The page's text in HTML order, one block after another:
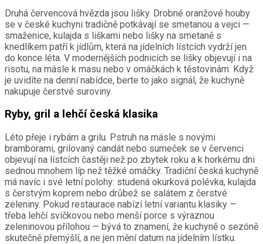
Druhá červencová hvězda jsou lišky. Drobné oranžové houby
se v české kuchyni tradičně potkávají se smetanou a vejci —
smaženice, kulajda s liškami nebo lišky na smetaně s
knedlíkem patří k jídlům, která na jídelních lístcích vydrží jen
do konce léta. V modernějších podnicích se lišky objevují i na
risotu, na másle k masu nebo v omáčkách k těstovinám. Když
je uvidíte na denní nabídce, berte to jako signál, že kuchyně
nakupuje čerstvé suroviny.
Ryby, gril a lehčí česká klasika
Léto přeje i rybám a grilu. Pstruh na másle s novými
bramborami, grilovaný candát nebo sumeček se v červenci
objevují na lístcích častěji než po zbytek roku a k horkému dni
sednou mnohem líp než těžké omáčky. Tradiční česká kuchyně
má navíc i své letní polohy: studená okurková polévka, kulajda
s čerstvým koprem nebo drůbež se salátem z čerstvé
zeleniny. Pokud restaurace nabízí letní variantu klasiky —
třeba lehčí svíčkovou nebo menší porce s výraznou
zeleninovou přílohou — bývá to znamení, že kuchyně o sezóně
skutečně přemýšlí, a ne jen mění datum na jídelním lístku.